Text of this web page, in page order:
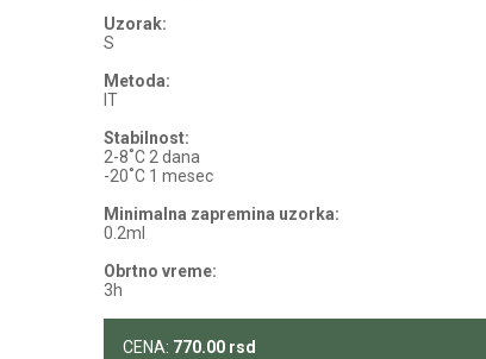
Uzorak:
S
Metoda:
IT
Stabilnost:
2-8˚C 2 dana
-20˚C 1 mesec
Minimalna zapremina uzorka:
0.2ml
Obrtno vreme:
3h
CENA: 770.00 rsd